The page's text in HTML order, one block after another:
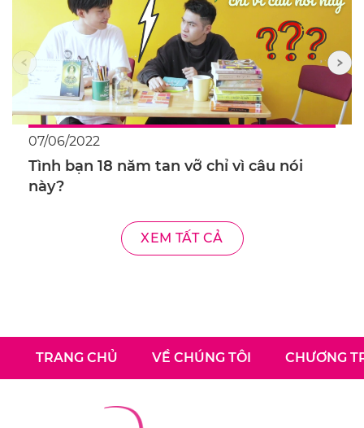
07/06/2022
Tình bạn 18 năm tan vỡ chỉ vì câu nói
này?
XEM TẤT CẢ
TRANG CHỦ VỀ CHÚNG TÔI CHƯƠNG